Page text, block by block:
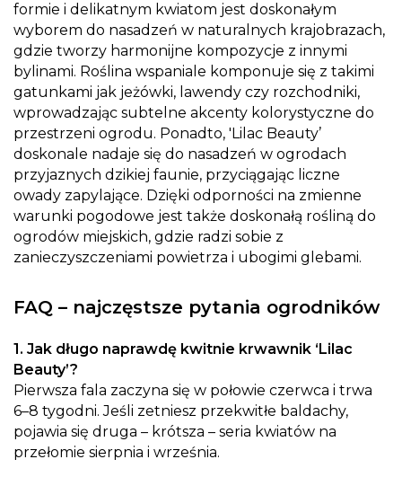
formie i delikatnym kwiatom jest doskonałym
wyborem do nasadzeń w naturalnych krajobrazach,
gdzie tworzy harmonijne kompozycje z innymi
bylinami. Roślina wspaniale komponuje się z takimi
gatunkami jak jeżówki, lawendy czy rozchodniki,
wprowadzając subtelne akcenty kolorystyczne do
przestrzeni ogrodu. Ponadto, 'Lilac Beauty’
doskonale nadaje się do nasadzeń w ogrodach
przyjaznych dzikiej faunie, przyciągając liczne
owady zapylające. Dzięki odporności na zmienne
warunki pogodowe jest także doskonałą rośliną do
ogrodów miejskich, gdzie radzi sobie z
zanieczyszczeniami powietrza i ubogimi glebami.
FAQ – najczęstsze pytania ogrodników
1. Jak długo naprawdę kwitnie krwawnik ‘Lilac
Beauty’?
Pierwsza fala zaczyna się w połowie czerwca i trwa
6–8 tygodni. Jeśli zetniesz przekwitłe baldachy,
pojawia się druga – krótsza – seria kwiatów na
przełomie sierpnia i września.